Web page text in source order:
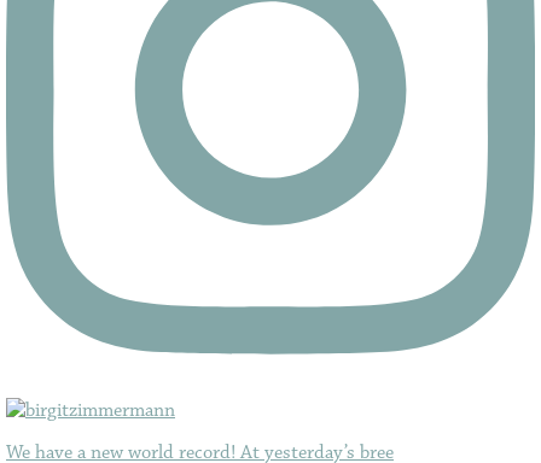
We have a new world record! At yesterday’s bree